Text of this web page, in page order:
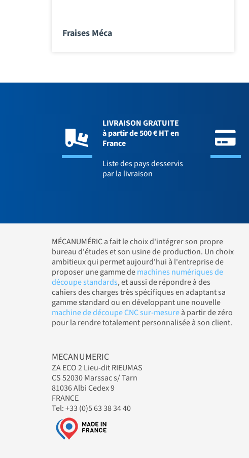
Fraises Méca
LIVRAISON GRATUITE
à partir de 500 € HT en
France
Liste des pays desservis
par la livraison
MÉCANUMÉRIC a fait le choix d'intégrer son propre
bureau d'études et son usine de production. Un choix
ambitieux qui permet aujourd'hui à l'entreprise de
proposer une gamme demachines numériques de
découpe standards, et aussi de répondre à des
cahiers des charges très spécifiques en adaptant sa
gamme standard ou en développant une nouvelle
machine de découpe CNC sur-mesureà partir de zéro
pour la rendre totalement personnalisée à son client.
MECANUMERIC
ZA ECO 2 Lieu-dit RIEUMAS
CS 52030 Marssac s/ Tarn
81036 Albi Cedex 9
FRANCE
Tel: +33 (0)5 63 38 34 40